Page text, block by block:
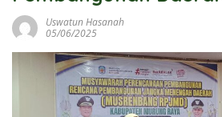
Uswatun Hasanah
05/06/2025